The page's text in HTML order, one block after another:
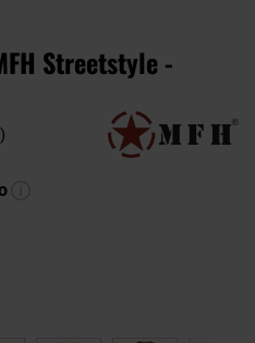
Streetstyle -